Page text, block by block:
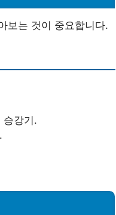
보는 것이 중요합니다.
승강기.